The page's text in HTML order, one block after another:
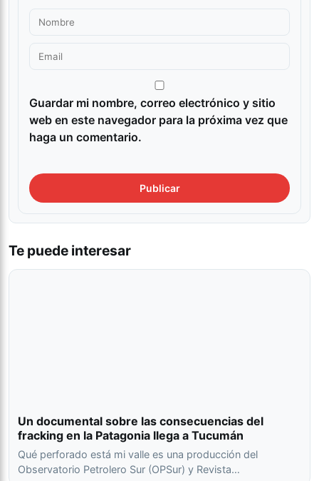
Guardar mi nombre, correo electrónico y sitio
web en este navegador para la próxima vez que
haga un comentario.
Te puede interesar
Un documental sobre las consecuencias del
fracking en la Patagonia llega a Tucumán
Qué perforado está mi valle es una producción del
Observatorio Petrolero Sur (OPSur) y Revista…